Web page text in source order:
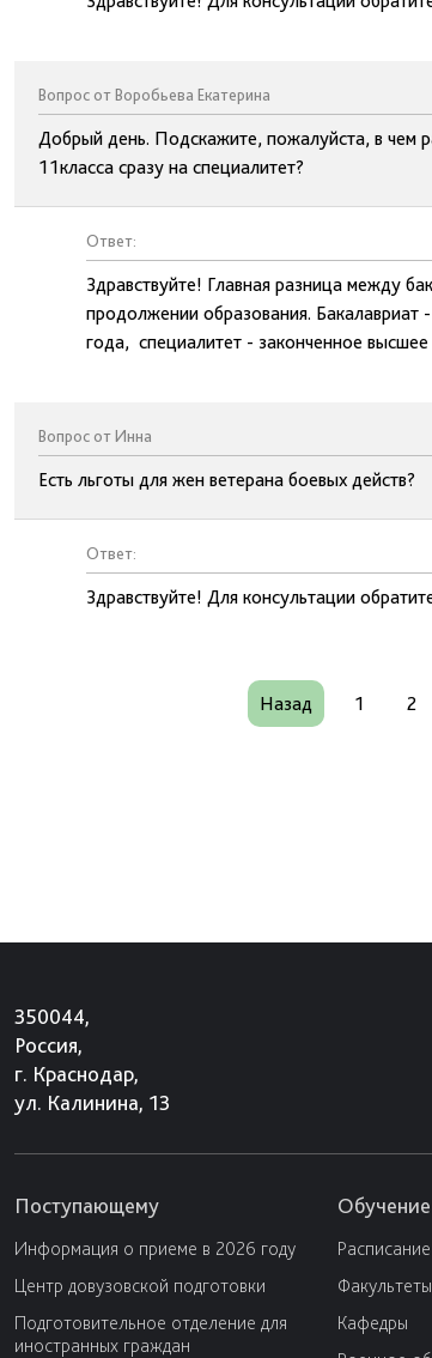
Вопрос от Воробьева Екатерина
Добрый день. Подскажите, пожалуйста, в чем
11класса сразу на специалитет?
Ответ:
Здравствуйте! Главная разница между
продолжении образования. Бакалавриат
года, специалитет - законченное
Вопрос от Инна
Есть льготы для жен ветерана боевых действ?
Ответ:
Здравствуйте! Для консультации
Назад 1 2
350044,
Россия,
г. Краснодар,
ул. Калинина, 13
Поступающему
Информация о приеме в 2026 году
Центр довузовской подготовки
Подготовительное отделение для
иностранных граждан
Обучение
Факультеты
Кафедры